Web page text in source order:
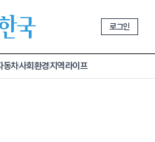
로그인
동차사회환경지역라이프